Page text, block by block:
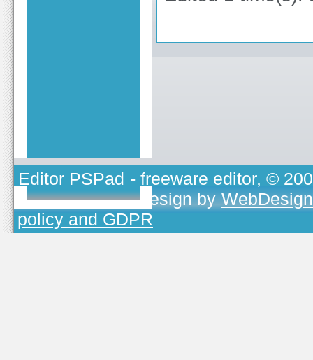
Editor PSPad - freeware editor, ©
TOJEONO.CZ, design by
policy and GDPR